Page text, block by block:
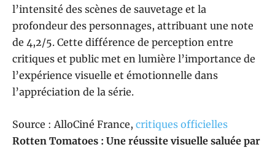
l’intensité des scènes de sauvetage et la
profondeur des personnages, attribuant une note
de 4,2/5. Cette différence de perception entre
critiques et public met en lumière l’importance de
l’expérience visuelle et émotionnelle dans
l’appréciation de la série.
Source : AlloCiné France, critiques officielles
Rotten Tomatoes : Une réussite visuelle saluée par